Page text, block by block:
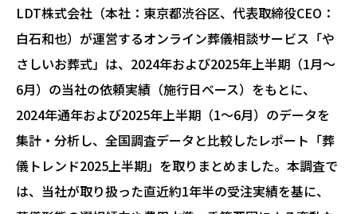
LDT株式会社（本社：東京都渋谷区、代表取締役CEO：
白石和也）が運営するオンライン葬儀相談サービス「や
さしいお葬式」は、2024年および2025年上半期（1月〜
6月）の当社の依頼実績（施行日ベース）をもとに、
2024年通年および2025年上半期（1～6月）のデータを
集計・分析し、全国調査データと比較したレポート「葬
儀トレンド2025上半期」を取りまとめました。本調査で
は、当社が取り扱った直近約1年半の受注実績を基に、